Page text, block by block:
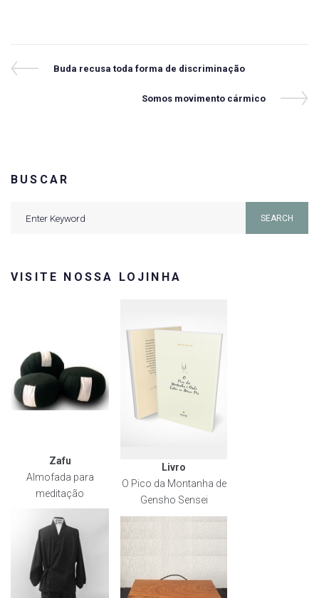
Navegação
Previous
Buda recusa toda forma de discriminação
Next
Somos movimento cármico
BUSCAR
SEARCH
VISITE NOSSA LOJINHA
Zafu
Almofada para
meditação
Livro
O Pico da Montanha de
Gensho Sensei